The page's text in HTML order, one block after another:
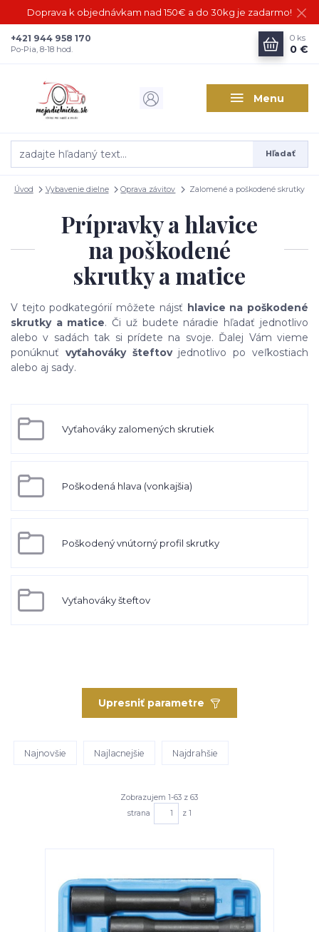
Doprava k objednávkam nad 150€ a do 30kg je zadarmo!
Menu
Hľadať
+421 944 958 170
Po-Pia, 8-18 hod.
0 ks
0 €
Úvod Vybavenie dielne Oprava závitov Zalomené a poškodené skrutky
Prípravky a hlavice
na poškodené
skrutky a matice
V tejto podkategórií môžete nájsť hlavice na poškodené
skrutky a matice. Či už budete náradie hľadať jednotlivo
alebo v sadách tak si prídete na svoje. Ďalej Vám vieme
ponúknuť vyťahováky šteftovjednotlivo po veľkostiach
alebo aj sady.
Vyťahováky zalomených skrutiek
Poškodená hlava (vonkajšia)
Poškodený vnútorný profil skrutky
Vyťahováky šteftov
Upresniť parametre
Najnovšie Najlacnejšie Najdrahšie
Zobrazujem 1-63 z 63
strana
z 1